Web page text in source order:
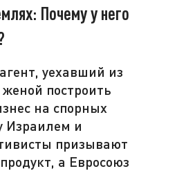
Почему у него
уехавший из
построить
на спорных
Израилем и
призывают
а Евросоюз